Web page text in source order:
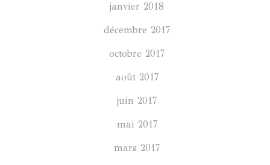
janvier 2018
décembre 2017
octobre 2017
août 2017
juin 2017
mai 2017
mars 2017